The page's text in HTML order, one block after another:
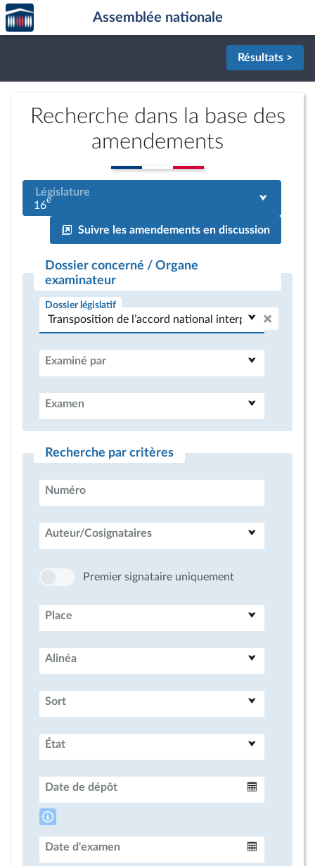
Aller au contenu
Aller en bas de la page
Accèder
à la
page
Assemblée nationale
Résultats >
Recherche dans la base des
amendements
Législature
16e
Suivre les amendements en discussion
Dossier concerné / Organe
examinateur
Dossier législatif
Examiné par
Examen
Recherche par critères
Numéro
Auteur/Cosignataires
Premier signataire uniquement
Place
Alinéa
Sort
État
Date de dépôt
Date d'examen